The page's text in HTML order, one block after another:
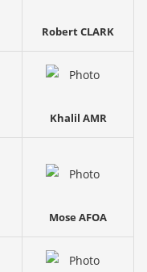
Robert CLARK
Khalil AMR
Mose AFOA